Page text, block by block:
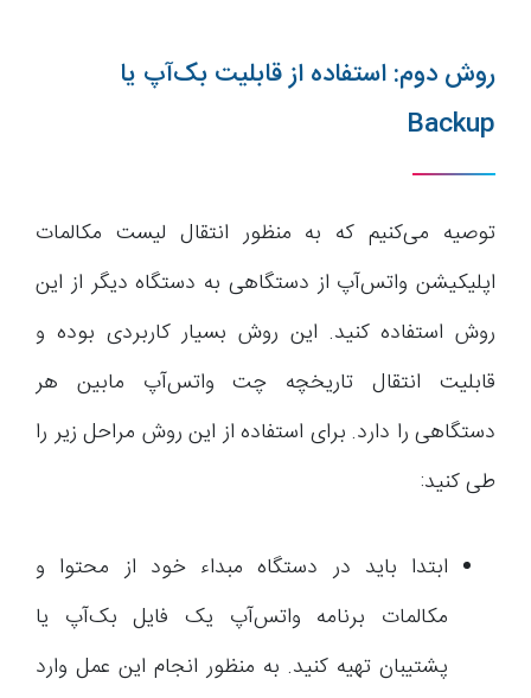
روش دوم: استفاده از قابلیت بک‌آپ یا
Backup
توصیه می‌کنیم که به منظور انتقال لیست مکالمات
اپلیکیشن واتس‌آپ از دستگاهی به دستگاه دیگر از این
روش استفاده کنید. این روش بسیار کاربردی بوده و
قابلیت انتقال تاریخچه چت واتس‌آپ مابین هر
دستگاهی را دارد. برای استفاده از این روش مراحل زیر را
طی کنید:
ابتدا باید در دستگاه مبداء خود از محتوا و
مکالمات برنامه واتس‌آپ یک فایل بک‌آپ یا
پشتیبان تهیه کنید. به منظور انجام این عمل وارد